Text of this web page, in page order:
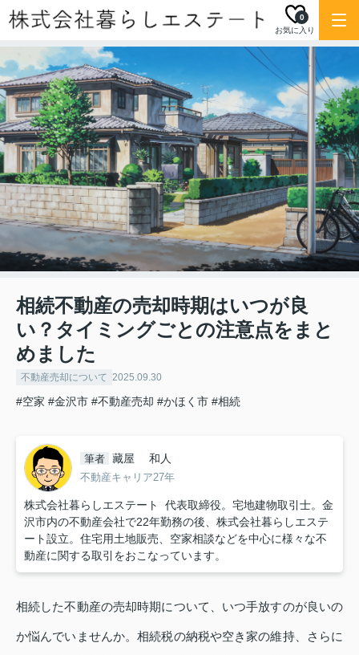
お気に入り
0
相続不動産の売却時期はいつが良
い？タイミングごとの注意点をまと
めました
不動産売却について 2025.09.30
#空家 #金沢市 #不動産売却 #かほく市 #相続
筆者 藏屋 和人
不動産キャリア27年
株式会社暮らしエステート 代表取締役。宅地建物取引士。金
沢市内の不動産会社で22年勤務の後、株式会社暮らしエステ
ート設立。住宅用土地販売、空家相談などを中心に様々な不
動産に関する取引をおこなっています。
相続した不動産の売却時期について、いつ手放すのが良いの
か悩んでいませんか。相続税の納税や空き家の維持、さらに